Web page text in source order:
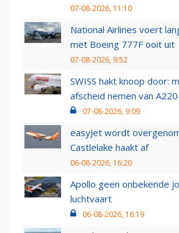
07-08-2026, 11:10
National Airlines voert
met Boeing 777F ooit uit
07-08-2026, 9:52
SWISS hakt knoop door:
afscheid nemen van
07-08-2026, 9:09
easyJet wordt
Castlelake haakt af
06-08-2026, 16:20
Apollo geen onbekende
luchtvaart
06-08-2026, 16:19